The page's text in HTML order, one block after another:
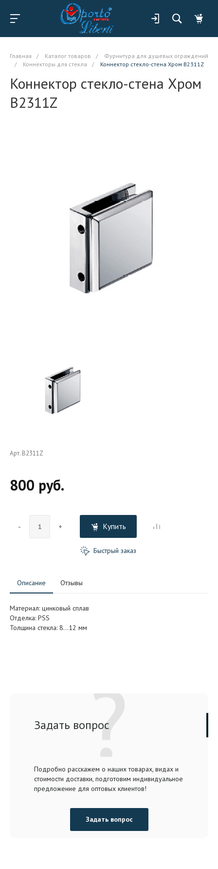
Главная / Каталог товаров /
Фурнитура для душевых ограждений
/
Коннекторы для стекла / Коннектор стекло-стена Хром B2311Z
Коннектор стекло-стена Хром
B2311Z
Арт. B2311Z
800 руб.
- + Купить
Быстрый заказ
Описание Отзывы
Материал: цинковый сплав
Отделка: PSS
Толщина стекла: 8…12 мм
Задать вопрос
Подробно расскажем о наших товарах, видах и
стоимости доставки, подготовим индивидуальное
предложение для оптовых клиентов!
Задать вопрос